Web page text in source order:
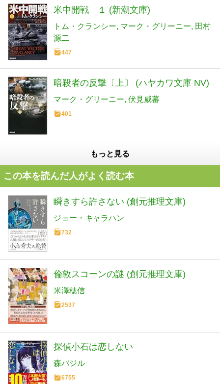
米中開戦 １ (新潮文庫)
トム・クランシー マーク・グリーニー
田村
源二
447
暗殺者の反撃〔上〕 (ハヤカワ文庫 NV)
マーク・グリーニー 伏見威蕃
401
もっと見る
この本を読んだ人がよく読む本
瞬きすら許さない (創元推理文庫)
ジョー・キャラハン
732
倫敦スコーンの謎 (創元推理文庫)
米澤穂信
2537
探偵小石は恋しない
森バジル
6755